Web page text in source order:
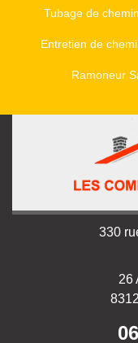
Tubage de
Entretien de
Ramoneur
330
26